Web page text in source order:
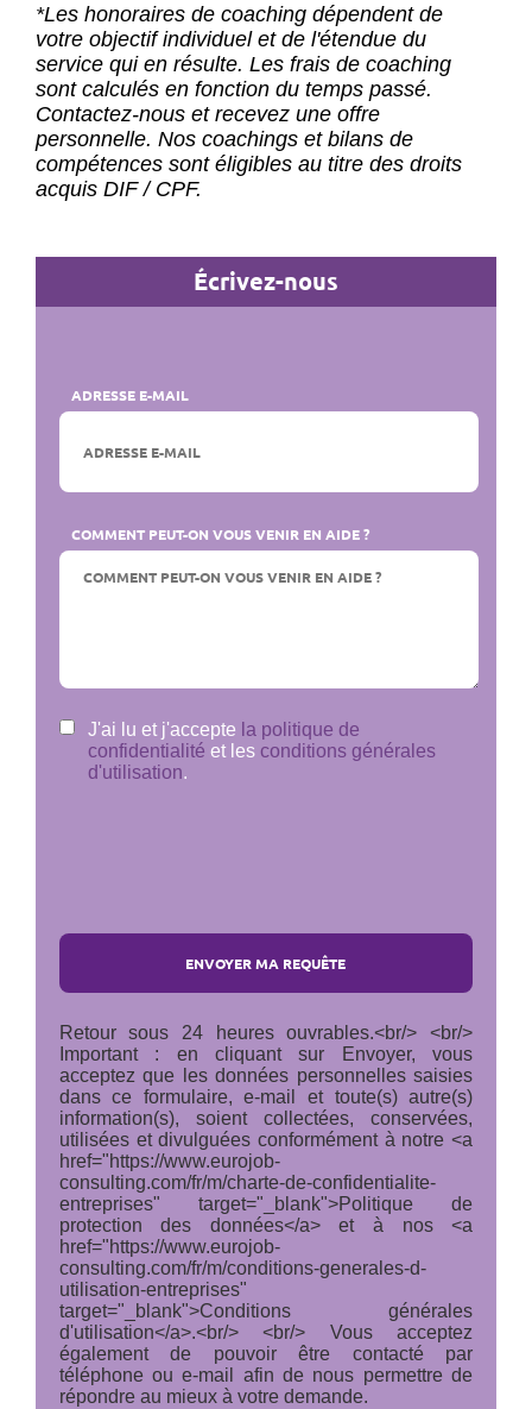
*Les honoraires de coaching dépendent de
votre objectif individuel et de l'étendue du
service qui en résulte. Les frais de coaching
sont calculés en fonction du temps passé.
Contactez-nous et recevez une offre
personnelle. Nos coachings et bilans de
compétences sont éligibles au titre des droits
acquis DIF / CPF.
Écrivez-nous
ADRESSE E-MAIL
COMMENT PEUT-ON VOUS VENIR EN AIDE ?
J'ai lu et j'accepte la politique de
confidentialité et les conditions générales
d'utilisation.
Retour sous 24 heures ouvrables.<br/> <br/>
Important : en cliquant sur Envoyer, vous
acceptez que les données personnelles saisies
dans ce formulaire, e-mail et toute(s) autre(s)
information(s), soient collectées, conservées,
utilisées et divulguées conformément à notre <a
href="https://www.eurojob-
consulting.com/fr/m/charte-de-confidentialite-
entreprises" target="_blank">Politique de
protection des données</a> et à nos <a
href="https://www.eurojob-
consulting.com/fr/m/conditions-generales-d-
utilisation-entreprises"
target="_blank">Conditions générales
d'utilisation</a>.<br/> <br/> Vous acceptez
également de pouvoir être contacté par
téléphone ou e-mail afin de nous permettre de
répondre au mieux à votre demande.